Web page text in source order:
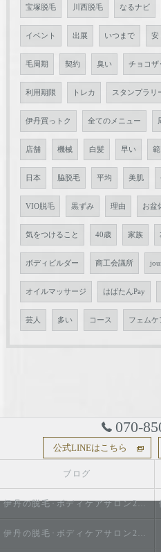
宝塚脱毛 川西脱毛 なるナビ
イベント 出展 いつまで 安
毛周期 契約 臭い チョコザ
利用期限 トレカ スタンプラリ
伊丹買っトク 全てのメニュー
店舗 機械 白髪 早い 範
日本 脇脱毛 平均 美肌
VIO脱毛 黒ずみ 理由 お盆
気をつけること 40歳 家族
ボディビルダー 商工会議所
オイルマッサージ はばたんPay
芸人 多い コース フェムケ
070-
公式LINEはこちら
ブログ
伊丹の脱毛･ボディケアサロン2do1セルフ脱毛とタイ古式のお店の口コミ情報
伊丹の脱毛･ボディケアサロン2do1セルフ脱毛とタイ古式のお店のお客様の声